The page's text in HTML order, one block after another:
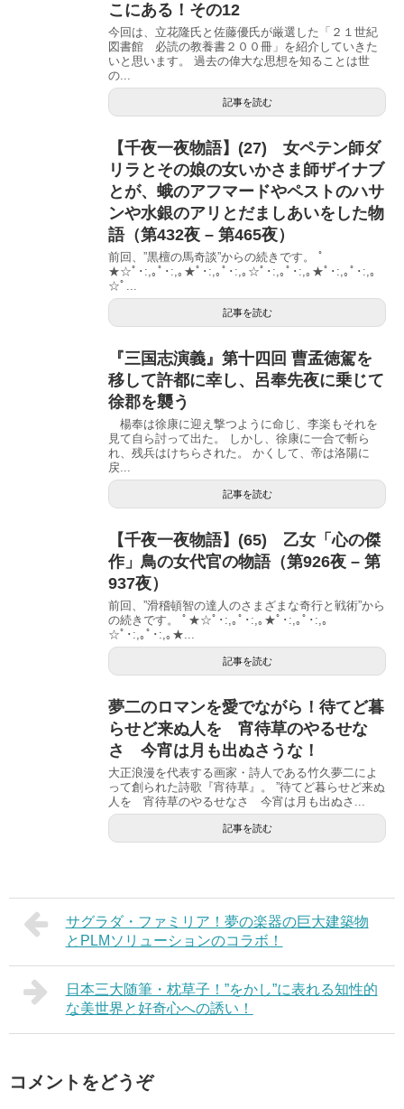
こにある！その12
今回は、立花隆氏と佐藤優氏が厳選した「２１世紀
図書館 必読の教養書２００冊」を紹介していきた
いと思います。 過去の偉大な思想を知ることは世
の...
記事を読む
【千夜一夜物語】(27) 女ペテン師ダ
リラとその娘の女いかさま師ザイナブ
とが、蛾のアフマードやペストのハサ
ンや水銀のアリとだましあいをした物
語（第432夜 – 第465夜）
前回、”黒檀の馬奇談”からの続きです。 ﾟ
★☆ﾟ･:,｡ﾟ･:,｡★ﾟ･:,｡ﾟ･:,｡☆ﾟ･:,｡ﾟ･:,｡★ﾟ･:,｡ﾟ･:,｡
☆ﾟ...
記事を読む
『三国志演義』第十四回 曹孟徳駕を
移して許都に幸し、呂奉先夜に乗じて
徐郡を襲う
楊奉は徐康に迎え撃つように命じ、李楽もそれを
見て自ら討って出た。 しかし、徐康に一合で斬ら
れ、残兵はけちらされた。 かくして、帝は洛陽に
戻...
記事を読む
【千夜一夜物語】(65) 乙女「心の傑
作」鳥の女代官の物語（第926夜 – 第
937夜）
前回、”滑稽頓智の達人のさまざまな奇行と戦術”から
の続きです。 ﾟ★☆ﾟ･:,｡ﾟ･:,｡★ﾟ･:,｡ﾟ･:,｡
☆ﾟ･:,｡ﾟ･:,｡★...
記事を読む
夢二のロマンを愛でながら！待てど暮
らせど来ぬ人を 宵待草のやるせな
さ 今宵は月も出ぬさうな！
大正浪漫を代表する画家・詩人である竹久夢二によ
って創られた詩歌『宵待草』。 ”待てど暮らせど来ぬ
人を 宵待草のやるせなさ 今宵は月も出ぬさ...
記事を読む
サグラダ・ファミリア！夢の楽器の巨大建築物
とPLMソリューションのコラボ！
日本三大随筆・枕草子！”をかし”に表れる知性的
な美世界と好奇心への誘い！
コメントをどうぞ